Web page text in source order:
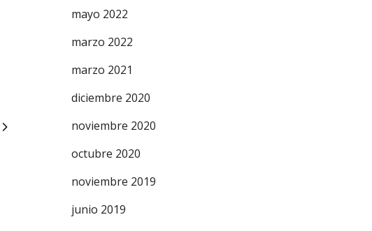
mayo 2022
marzo 2022
marzo 2021
diciembre 2020
noviembre 2020
octubre 2020
noviembre 2019
junio 2019